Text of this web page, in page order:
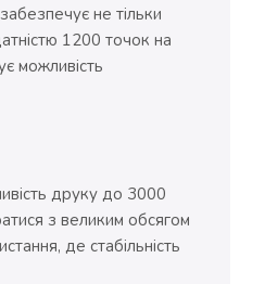
не тільки
1200 точок на
можливість
друку до 3000
з великим обсягом
де стабільність